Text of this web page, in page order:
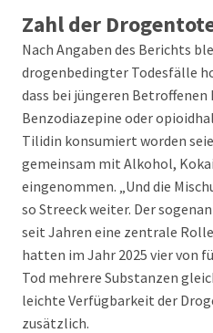
Zahl der
Nach Angaben des Berichts
drogenbedingter Todesfälle
dass bei jüngeren
Benzodiazepine oder
Tilidin konsumiert worden
gemeinsam mit Alkohol,
eingenommen. „Und die
so Streeck weiter. Der
seit Jahren eine zentrale
hatten im Jahr 2025 vier von
Tod mehrere Substanzen
leichte Verfügbarkeit der
zusätzlich.